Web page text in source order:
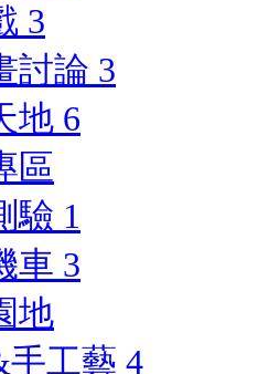
3
討論 3
地 6
區
驗 1
車 3
地
工藝 4